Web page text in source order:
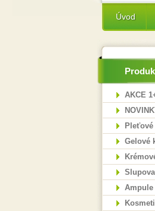
Úvod
AKCE
Pleťové
Gelové
Ampule